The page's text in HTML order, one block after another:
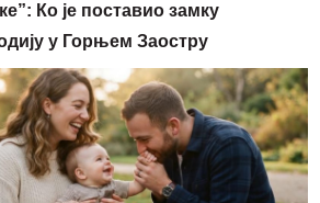
Ко је поставио замку
у Горњем Заостру